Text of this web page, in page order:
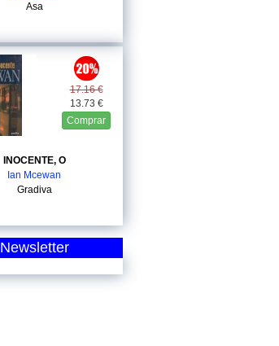
Asa
17.16 €
13.73 €
Comprar
INOCENTE, O
Ian Mcewan
Gradiva
Newsletter